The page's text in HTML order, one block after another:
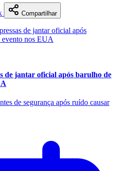
Compartilhar
de jantar oficial após barulho de
de segurança após ruído causar